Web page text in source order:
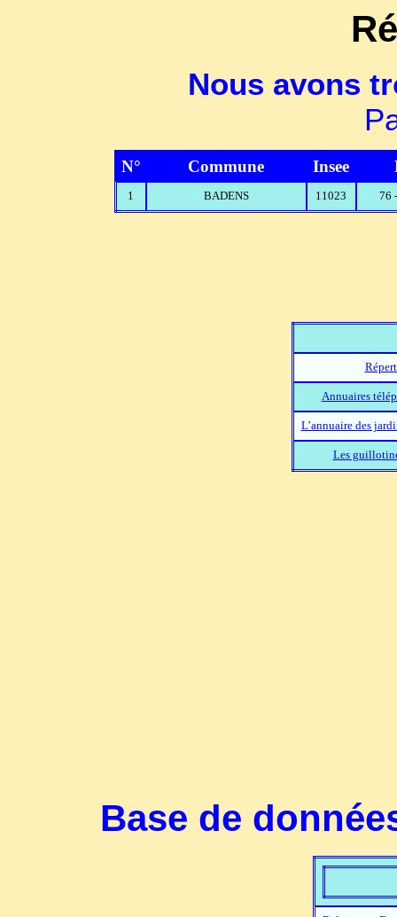
Nous avons
N° Commune Insee
1 BADENS 11023 76
Annuaires
L’annuaire des
Les
Base de